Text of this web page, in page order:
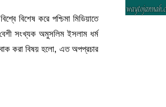
বিশেষ করে পশ্চিমা মিডিয়াতে
বেশী সংখ্যক অমুসলিম ইসলাম ধর্ম
করা বিষয় হলো, এত অপপ্রচার